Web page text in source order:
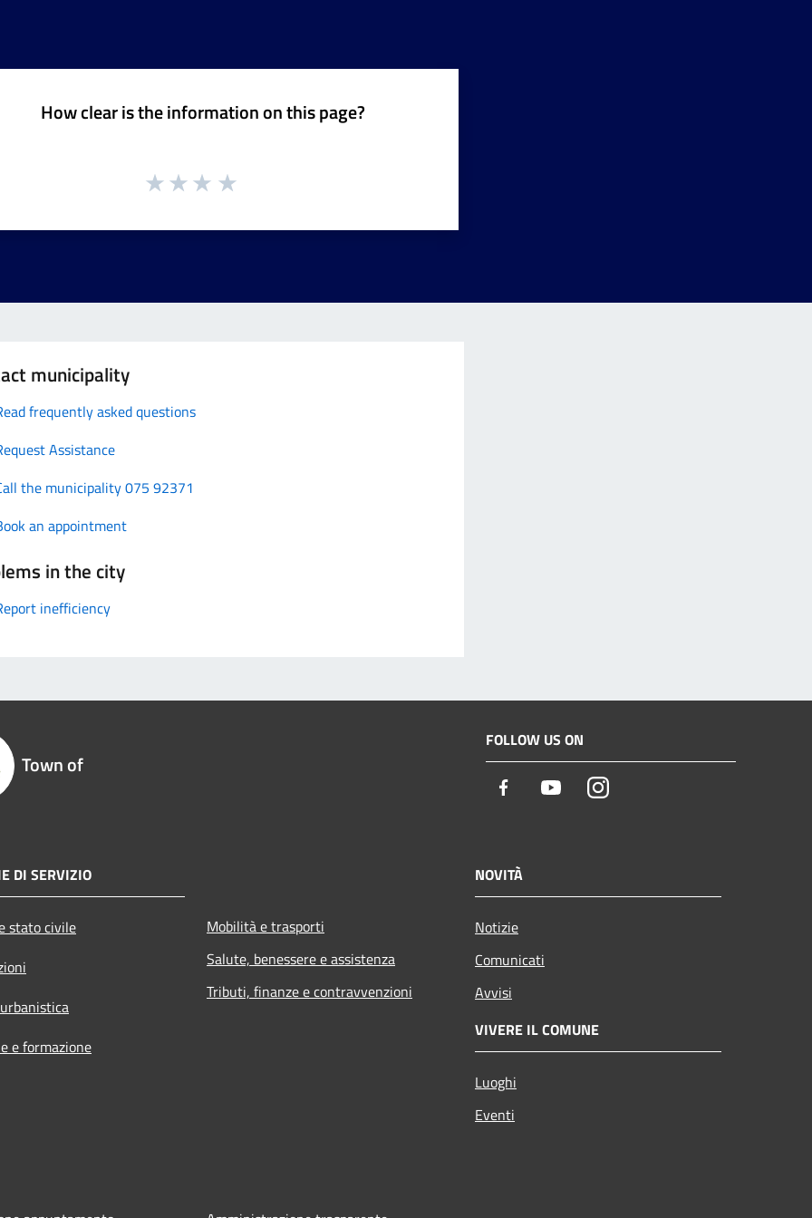
How clear is the information on this page?
municipality
frequently asked questions
Assistance
the municipality 075 92371
an appointment
in the city
inefficiency
Town of
FOLLOW US ON
Facebook YoutubeInstagram
DI SERVIZIO
stato civile
e formazione
Mobilità e trasporti
Salute, benessere e assistenza
Tributi, finanze e contravvenzioni
NOVITÀ
Notizie
Comunicati
Avvisi
VIVERE IL COMUNE
Luoghi
Eventi